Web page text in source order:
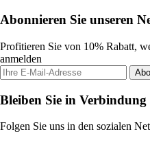
Abonnieren Sie unseren
Profitieren Sie von 10% Rabatt,
anmelden
Bleiben Sie in Verbindung
Folgen Sie uns in den sozialen